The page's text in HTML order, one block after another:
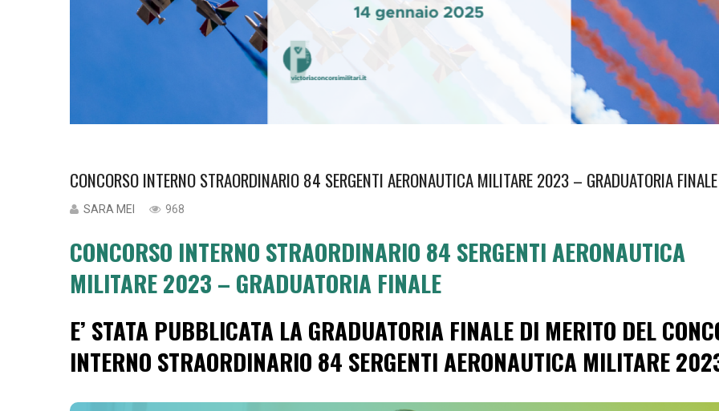
CONCORSO INTERNO STRAORDINARIO 84 SERGENTI AERONAUTICA MILITARE 2023 – GRADUATORIA FINALE
SARA MEI 968
CONCORSO INTERNO STRAORDINARIO 84 SERGENTI AERONAUTICA
MILITARE 2023 – GRADUATORIA FINALE
E’ STATA PUBBLICATA LA GRADUATORIA FINALE DI MERITO DEL
INTERNO STRAORDINARIO 84 SERGENTI AERONAUTICA MILITARE